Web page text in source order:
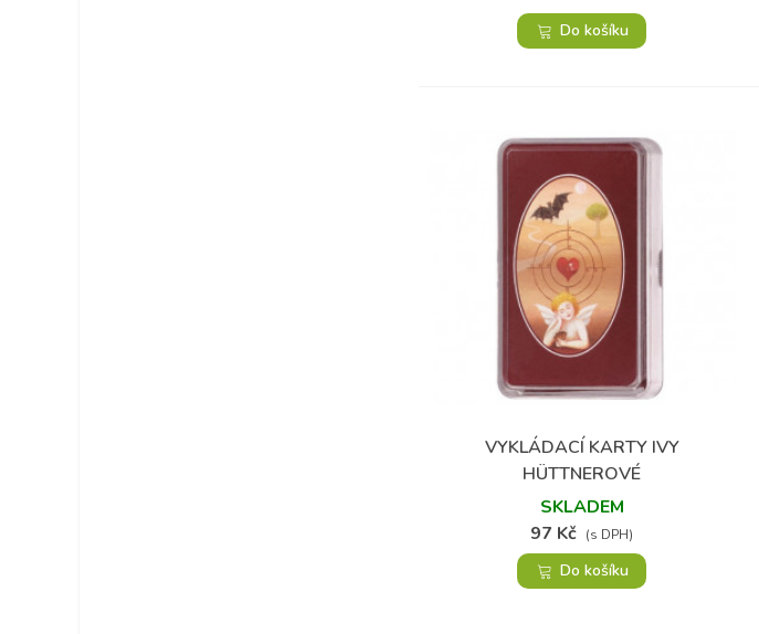
Do košíku
Přidat do oblíbených
VYKLÁDACÍ KARTY IVY
HÜTTNEROVÉ
SKLADEM
97 Kč (s DPH)
Do košíku